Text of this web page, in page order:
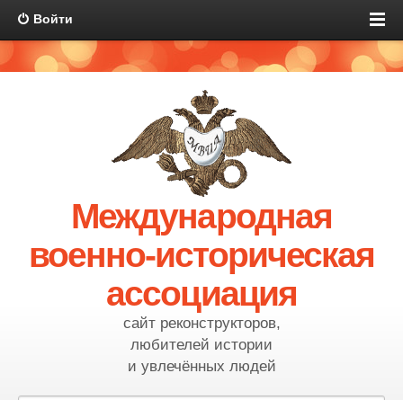
Войти
Международная
военно-историческая
ассоциация
сайт реконструкторов,
любителей истории
и увлечённых людей